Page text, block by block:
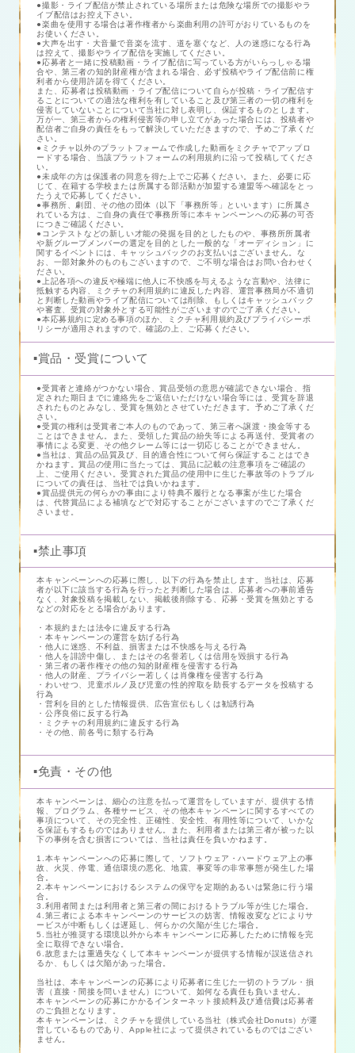
●撮影・ライブ配信が禁止されている場所または危険な場所での撮影やラ
イブ配信はお控え下さい。
●楽曲を使用する場合は著作権者から楽曲利用の許可がおりているものを
お使いください。
●大声を出す・大音量で音楽を流す、道を塞ぐなど、人の迷惑になる行為
は控えて、撮影やライブ配信を実施してください。
●応募者と一緒に投稿動画・ライブ配信に写っている方がいらっしゃる場
合や、第三者の知的財産権が含まれる場合、必ず投稿やライブ配信前に権
利者から使用許諾を得てください。
また、応募者は投稿動画・ライブ配信について自らが投稿・ライブ配信す
ることについての適法な権利を有していること及び第三者の一切の権利を
侵害していないことについて当社に対し表明し、保証するものとします。
万が一、第三者からの権利侵害等の申し立てがあった場合には、投稿者や
配信者ご自身の責任をもって解決していただきますので、予めご了承くだ
さい。
●ミクチャ以外のプラットフォームで作成した動画をミクチャでアップロ
ードする場合、当該プラットフォームの利用規約に沿って投稿してくださ
い。
●未成年の方は保護者の同意を得た上でご応募ください。また、必要に応
じて、在籍する学校または所属する部活動が加盟する連盟等へ確認をとっ
たうえで応募してください。
●事務所、劇団、その他の団体（以下「事務所等」といいます）に所属さ
れている方は、ご自身の責任で事務所等に本キャンペーンへの応募の可否
につきご確認ください。
●コンテストなどの新しい才能の発掘を目的としたものや、事務所所属者
や新グループメンバーの選定を目的とした一般的な「オーディション」に
関するイベントには、キャッシュバックのお支払いはございません。な
お、一部対象外のものもございますので、ご不明な場合はお問い合わせく
ださい。
●上記各項への違反や極端に他人に不快感を与えるような言動や、法律に
抵触する内容、ミクチャの利用規約に違反した内容、運営事務局が不適切
と判断した動画やライブ配信については削除、もしくはキャッシュバック
や審査、受賞の対象外とする可能性がございますのでご了承ください。
●本応募規約に定める事項のほか、ミクチャ利用規約及びプライバシーポ
リシーが適用されますので、確認の上、ご応募ください。
▪️賞品・受賞について
●受賞者と連絡がつかない場合、賞品受領の意思が確認できない場合、指
定された期日までに連絡先をご返信いただけない場合等には、受賞を辞退
されたものとみなし、受賞を無効とさせていただきます。予めご了承くだ
さい。
●受賞の権利は受賞者ご本人のものであって、第三者へ譲渡・換金等する
ことはできません。また、受領した賞品の紛失等による再送付、受賞者の
事情による変更、その他クレーム等には一切応じることができません。
●当社は、賞品の品質及び、目的適合性について何ら保証することはでき
かねます。賞品の使用に当たっては、賞品に記載の注意事項をご確認の
上、ご使用ください。受賞された賞品の使用中に生じた事故等のトラブル
についての責任は、当社では負いかねます。
●賞品提供元の何らかの事由により特典不履行となる事案が生じた場合
は、代替賞品による補填などで対応することがございますのでご了承くだ
さいませ。
▪️禁止事項
本キャンペーンへの応募に際し、以下の行為を禁止します。当社は、応募
者が以下に該当する行為を行ったと判断した場合は、応募者への事前通告
なく、対象投稿を掲載しない、掲載後削除する、応募・受賞を無効とする
などの対応をとる場合があります。
・本規約または法令に違反する行為
・本キャンペーンの運営を妨げる行為
・他人に迷惑、不利益、損害または不快感を与える行為
・他人を誹謗中傷し、またはその名誉若しくは信用を毀損する行為
・第三者の著作権その他の知的財産権を侵害する行為
・他人の財産、プライバシー若しくは肖像権を侵害する行為
・わいせつ、児童ポルノ及び児童の性的搾取を助長するデータを投稿する
行為
・営利を目的とした情報提供、広告宣伝もしくは勧誘行為
・公序良俗に反する行為
・ミクチャの利用規約に違反する行為
・その他、前各号に類する行為
▪️免責・その他
本キャンペーンは、細心の注意を払って運営をしていますが、提供する情
報、プログラム、各種サービス、その他本キャンペーンに関するすべての
事項について、その完全性、正確性、安全性、有用性等について、いかな
る保証もするものではありません。また、利用者または第三者が被った以
下の事例を含む損害については、当社は責任を負いかねます。
1.本キャンペーンへの応募に際して、ソフトウェア・ハードウェア上の事
故、火災、停電、通信環境の悪化、地震、事変等の非常事態が発生した場
合。
2.本キャンペーンにおけるシステムの保守を定期的あるいは緊急に行う場
合。
3.利用者間または利用者と第三者の間におけるトラブル等が生じた場合。
4.第三者による本キャンペーンのサービスの妨害、情報改変などによりサ
ービスが中断もしくは遅延し、何らかの欠陥が生じた場合。
5.当社が推奨する環境以外から本キャンペーンに応募したために情報を完
全に取得できない場合。
6.故意または重過失なくして本キャンペーンが提供する情報が誤送信され
るか、もしくは欠陥があった場合。
当社は、本キャンペーンの応募により応募者に生じた一切のトラブル・損
害（直接・間接を問いません）について、如何なる責任も負いません。
本キャンペーンの応募にかかるインターネット接続料及び通信費は応募者
のご負担となります。
本キャンペーンは、ミクチャを提供している当社（株式会社Donuts）が運
営しているものであり、Apple社によって提供されているものではござい
ません。